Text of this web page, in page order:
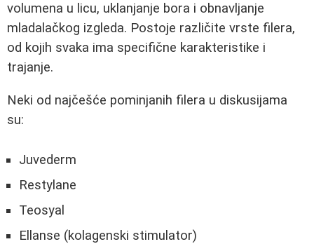
volumena u licu, uklanjanje bora i obnavljanje
mladalačkog izgleda. Postoje različite vrste filera,
od kojih svaka ima specifične karakteristike i
trajanje.
Neki od najčešće pominjanih filera u diskusijama
su:
Juvederm
Restylane
Teosyal
Ellanse (kolagenski stimulator)